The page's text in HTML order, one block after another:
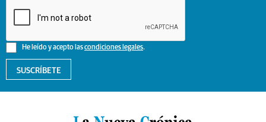
He leído y acepto lascondiciones legales.
SUSCRÍBETE